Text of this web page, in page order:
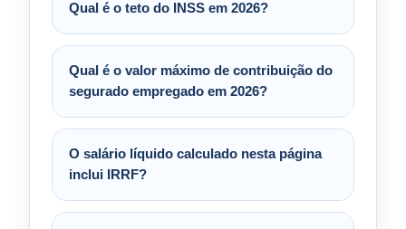
Qual é o teto do INSS em 2026?
Qual é o valor máximo de contribuição do
segurado empregado em 2026?
O salário líquido calculado nesta página
inclui IRRF?